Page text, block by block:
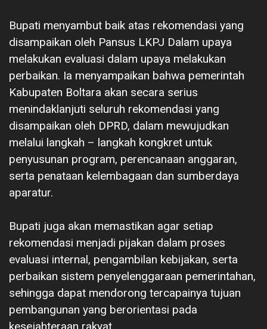
‎Bupati menyambut baik atas rekomendasi yang
disampaikan oleh Pansus LKPJ Dalam upaya
melakukan evaluasi dalam upaya melakukan
perbaikan. Ia menyampaikan bahwa pemerintah
Kabupaten Boltara akan secara serius
menindaklanjuti seluruh rekomendasi yang
disampaikan oleh DPRD, dalam mewujudkan
melalui langkah – langkah kongkret untuk
penyusunan program, perencanaan anggaran,
serta penataan kelembagaan dan sumberdaya
aparatur.
‎Bupati juga akan memastikan agar setiap
rekomendasi menjadi pijakan dalam proses
evaluasi internal, pengambilan kebijakan, serta
perbaikan sistem penyelenggaraan pemerintahan,
sehingga dapat mendorong tercapainya tujuan
pembangunan yang berorientasi pada
kesejahteraan rakyat.